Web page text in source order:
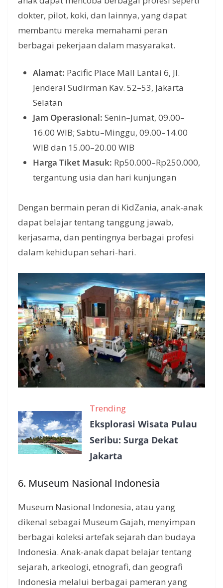
dokter, pilot, koki, dan lainnya, yang dapat
membantu mereka memahami peran
berbagai pekerjaan dalam masyarakat.
Alamat: Pacific Place Mall Lantai 6, Jl.
Jenderal Sudirman Kav. 52–53, Jakarta
Selatan
Jam Operasional: Senin–Jumat, 09.00–
16.00 WIB; Sabtu–Minggu, 09.00–14.00
WIB dan 15.00–20.00 WIB
Harga Tiket Masuk: Rp50.000–Rp250.000,
tergantung usia dan hari kunjungan
Dengan bermain peran di KidZania, anak-anak
dapat belajar tentang tanggung jawab,
kerjasama, dan pentingnya berbagai profesi
dalam kehidupan sehari-hari.
Trending
Eksplorasi Wisata Pulau
Seribu: Surga Dekat
Jakarta
6. Museum Nasional Indonesia
Museum Nasional Indonesia, atau yang
dikenal sebagai Museum Gajah, menyimpan
berbagai koleksi artefak sejarah dan budaya
Indonesia. Anak-anak dapat belajar tentang
sejarah, arkeologi, etnografi, dan geografi
Indonesia melalui berbagai pameran yang